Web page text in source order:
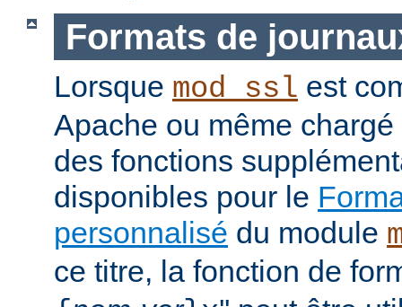
Formats de
Lorsque mod_ssl est
Apache ou même
des fonctions
disponibles pour le
personnalisé du module
ce titre, la fonction de